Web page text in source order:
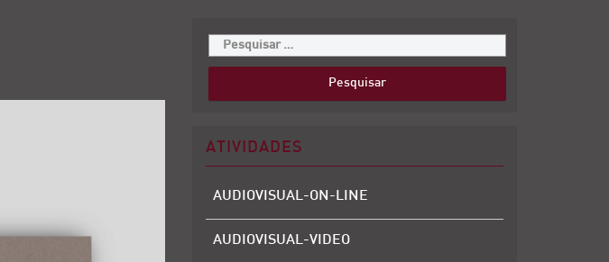
ATIVIDADES
AUDIOVISUAL-ON-LINE
AUDIOVISUAL-VIDEO